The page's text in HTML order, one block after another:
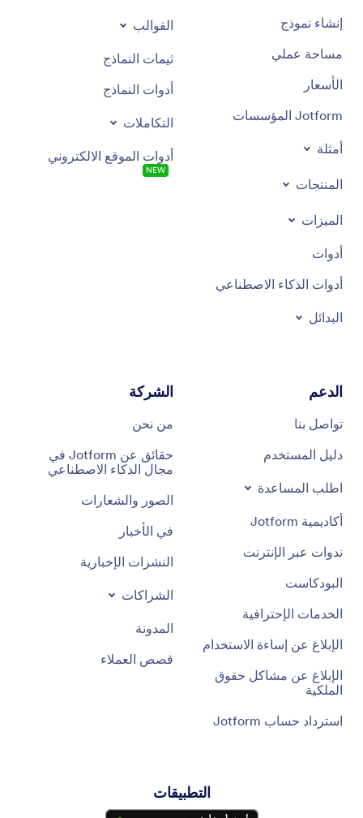
إنشاء نموذج
مساحة عملي
الأسعار
Jotform المؤسسات
أمثلة
المنتجات
الميزات
أدوات
أدوات الذكاء الاصطناعي
البدائل
القوالب
ثيمات النماذج
أدوات النماذج
التكاملات
أدوات الموقع الالكتروني
NEW
الدعم
تواصل بنا
دليل المستخدم
اطلب المساعدة
أكاديمية Jotform
ندوات عبر الإنترنت
البودكاست
الخدمات الإحترافية
الإبلاغ عن إساءة الاستخدام
الإبلاغ عن مشاكل حقوق
الملكية
استرداد حساب Jotform
الشركة
من نحن
حقائق عن Jotform في
مجال الذكاء الاصطناعي
الصور والشعارات
في الأخبار
النشرات الإخبارية
الشراكات
المدونة
قصص العملاء
التطبيقات